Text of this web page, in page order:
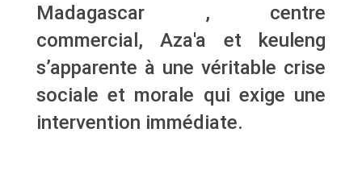
Madagascar , centre
commercial, Aza'a et keuleng
s’apparente à une véritable crise
sociale et morale qui exige une
intervention immédiate.